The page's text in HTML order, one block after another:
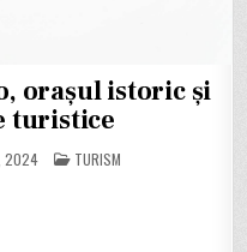
orașul istoric și
turistice
2024 POSTED
IN
TURISM